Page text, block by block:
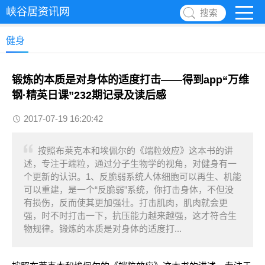
峡谷居资讯网 搜索
健身
锻炼的本质是对身体的适度打击——得到app“万维
钢·精英日课”232期记录及读后感
2017-07-19 16:20:42
按照布莱克本和埃佩尔的《端粒效应》这本书的讲
述，专注于端粒，通过分子生物学的视角，对健身有一
个更新的认识。1、反脆弱系统人体细胞可以再生、机能
可以重建，是一个“反脆弱”系统，你打击身体，不但没
有损伤，反而使其更加强壮。打击肌肉，肌肉就会更
强，时不时打击一下，抗压能力越来越强，这才符合生
物规律。锻炼的本质是对身体的适度打...